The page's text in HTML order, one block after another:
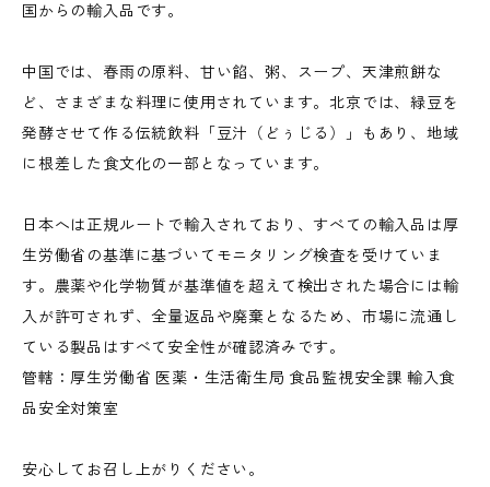
国からの輸入品です。
中国では、春雨の原料、甘い餡、粥、スープ、天津煎餅な
ど、さまざまな料理に使用されています。北京では、緑豆を
発酵させて作る伝統飲料「豆汁（どぅじる）」もあり、地域
に根差した食文化の一部となっています。
日本へは正規ルートで輸入されており、すべての輸入品は厚
生労働省の基準に基づいてモニタリング検査を受けていま
す。農薬や化学物質が基準値を超えて検出された場合には輸
入が許可されず、全量返品や廃棄となるため、市場に流通し
ている製品はすべて安全性が確認済みです。
管轄：厚生労働省 医薬・生活衛生局 食品監視安全課 輸入食
品安全対策室
安心してお召し上がりください。